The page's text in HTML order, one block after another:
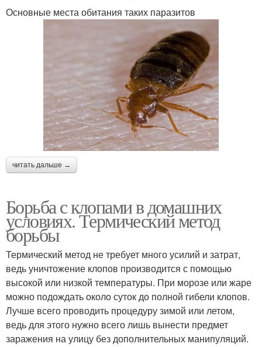
Основные места обитания таких паразитов
читать дальше →
Борьба с клопами в домашних
условиях. Термический метод
борьбы
Термический метод не требует много усилий и затрат,
ведь уничтожение клопов производится с помощью
высокой или низкой температуры. При морозе или жаре
можно подождать около суток до полной гибели клопов.
Лучше всего проводить процедуру зимой или летом,
ведь для этого нужно всего лишь вынести предмет
заражения на улицу без дополнительных манипуляций.